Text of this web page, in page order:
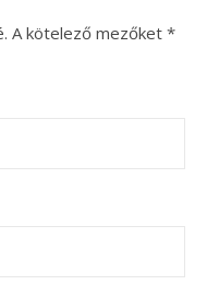
A kötelező mezőket *